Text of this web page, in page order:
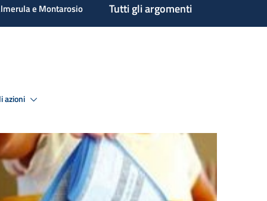
e Montarosio Tutti gli argomenti
azioni